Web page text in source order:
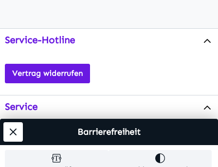
Service-Hotline
Vertrag widerrufen
Service
Info Barrierefreiheit